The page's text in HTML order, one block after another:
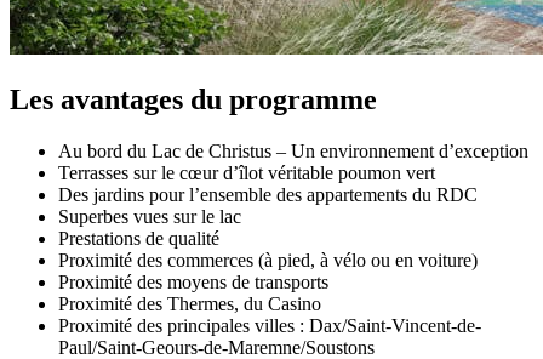
Les avantages du programme
Au bord du Lac de Christus – Un environnement d’exception
Terrasses sur le cœur d’îlot véritable poumon vert
Des jardins pour l’ensemble des appartements du RDC
Superbes vues sur le lac
Prestations de qualité
Proximité des commerces (à pied, à vélo ou en voiture)
Proximité des moyens de transports
Proximité des Thermes, du Casino
Proximité des principales villes : Dax/Saint-Vincent-de-
Paul/Saint-Geours-de-Maremne/Soustons